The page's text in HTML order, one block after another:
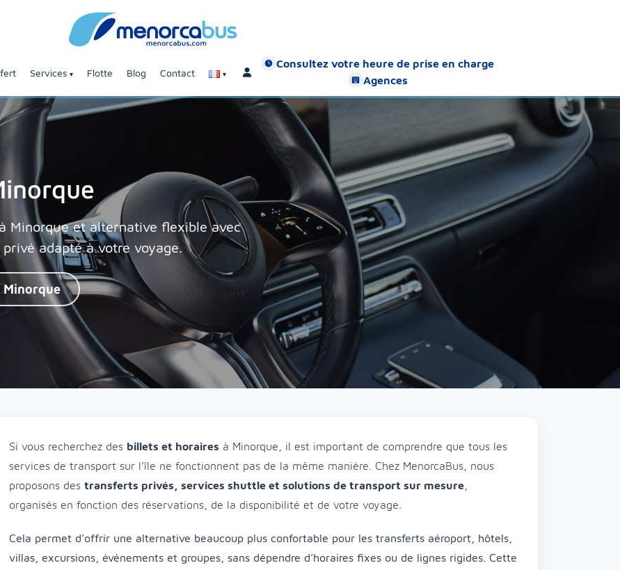
Services Flotte Blog Contact
Consultez votre heure de prise en charge
Agences
Minorque et alternative flexible avec
adapté à votre voyage.
Minorque
Si vous recherchez des billets et horaires à Minorque, il est important de comprendre que tous les
services de transport sur l’île ne fonctionnent pas de la même manière. Chez MenorcaBus, nous
proposons des transferts privés, services shuttle et solutions de transport sur mesure
organisés en fonction des réservations, de la disponibilité et de votre voyage.
Cela permet d’offrir une alternative beaucoup plus confortable pour les transferts aéroport, hôtels,
villas, excursions, événements et groupes, sans dépendre d’horaires fixes ou de lignes rigides. Cette